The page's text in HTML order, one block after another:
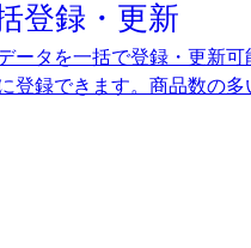
登録・更新
ータを一括で登録・更新
登録できます。商品数の